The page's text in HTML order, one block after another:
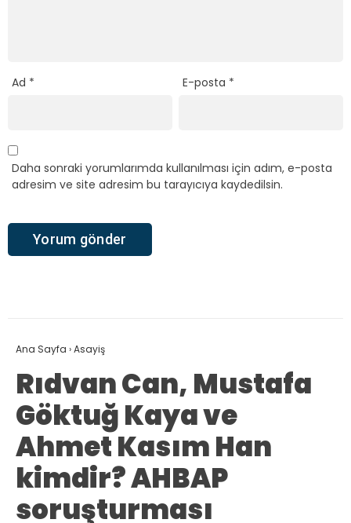
Ad * E-posta *
Daha sonraki yorumlarımda kullanılması için adım, e-posta
adresim ve site adresim bu tarayıcıya kaydedilsin.
Ana Sayfa ›Asayiş
Rıdvan Can, Mustafa
Göktuğ Kaya ve
Ahmet Kasım Han
kimdir? AHBAP
soruşturması